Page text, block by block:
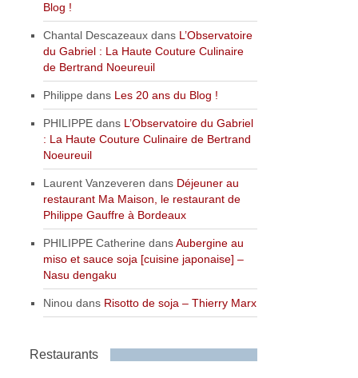
Blog !
Chantal Descazeaux dans L’Observatoire
du Gabriel : La Haute Couture Culinaire
de Bertrand Noeureuil
Philippe dans Les 20 ans du Blog !
PHILIPPE dans L’Observatoire du Gabriel
: La Haute Couture Culinaire de Bertrand
Noeureuil
Laurent Vanzeveren dans Déjeuner au
restaurant Ma Maison, le restaurant de
Philippe Gauffre à Bordeaux
PHILIPPE Catherine dansAubergine au
miso et sauce soja [cuisine japonaise] –
Nasu dengaku
Ninou dans Risotto de soja – Thierry Marx
Restaurants